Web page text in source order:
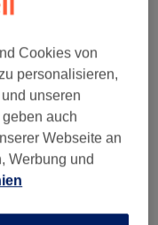
ab CHF 60
3) ab CHF 35
CHF 70
Cookies von
personalisieren,
unseren
auch
Webseite an
Werbung und